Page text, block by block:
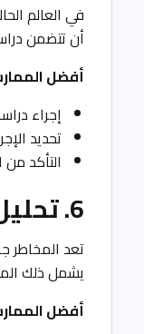
في العالم
أن تتضمن
أفضل
إجراء
تحديد
التأكد من
6. تحليل المخاطر وإعداد استراتيجيات للتخفيف منها
تعد المخاطر
يشمل ذلك
أفضل